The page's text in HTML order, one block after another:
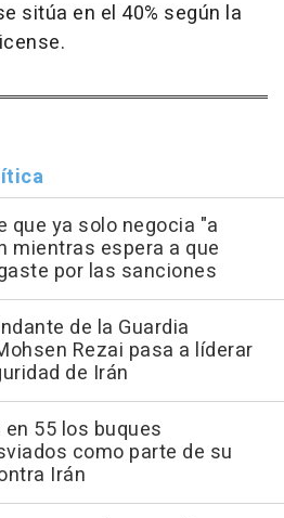
sitúa en el 40% según la
que ya solo negocia "a
mientras espera a que
por las sanciones
de la Guardia
Rezai pasa a líderar
de Irán
en 55 los buques
como parte de su
Irán